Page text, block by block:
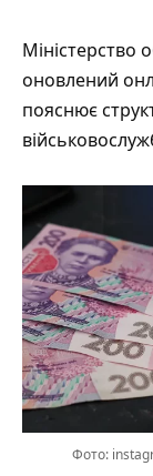
Міністерство
оновлений
пояснює
Фото: